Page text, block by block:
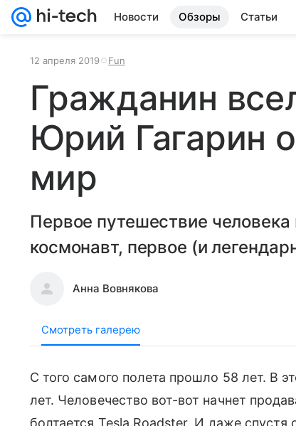
Новости Обзоры Статьи
12 апреля 2019 Fun
Гражданин
Юрий Гагарин
мир
Первое путешествие
космонавт, первое (и
Анна Вовнякова
Смотреть галерею
С того самого полета прошло 58 лет. В
лет. Человечество вот-вот начнет
болтается Tesla Roadster. И даже